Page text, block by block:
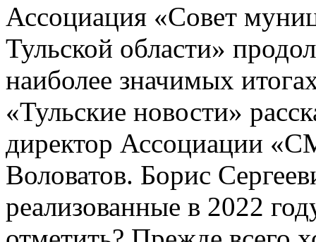
Ассоциация «Совет
Тульской области»
наиболее значимых
«Тульские новости»
директор Ассоциации
Воловатов. Борис
реализованные в 2022